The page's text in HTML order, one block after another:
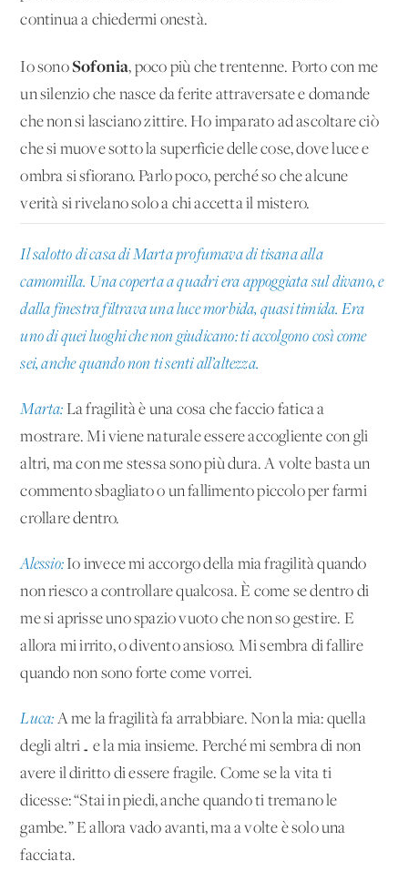
continua a chiedermi onestà.
Io sonoSofonia, poco più che trentenne. Porto con me
un silenzio che nasce da ferite attraversate e domande
che non si lasciano zittire. Ho imparato ad ascoltare ciò
che si muove sotto la superficie delle cose, dove luce e
ombra si sfiorano. Parlo poco, perché so che alcune
verità si rivelano solo a chi accetta il mistero.
Il salotto di casa di Marta profumava di tisana alla
camomilla. Una coperta a quadri era appoggiata sul divano, e
dalla finestra filtrava una luce morbida, quasi timida. Era
uno di quei luoghi che non giudicano: ti accolgono così come
sei, anche quando non ti senti all’altezza.
Marta: La fragilità è una cosa che faccio fatica a
mostrare. Mi viene naturale essere accogliente con gli
altri, ma con me stessa sono più dura. A volte basta un
commento sbagliato o un fallimento piccolo per farmi
crollare dentro.
Alessio: Io invece mi accorgo della mia fragilità quando
non riesco a controllare qualcosa. È come se dentro di
me si aprisse uno spazio vuoto che non so gestire. E
allora mi irrito, o divento ansioso. Mi sembra di fallire
quando non sono forte come vorrei.
Luca: A me la fragilità fa arrabbiare. Non la mia: quella
degli altri… e la mia insieme. Perché mi sembra di non
avere il diritto di essere fragile. Come se la vita ti
dicesse: “Stai in piedi, anche quando ti tremano le
gambe.” E allora vado avanti, ma a volte è solo una
facciata.